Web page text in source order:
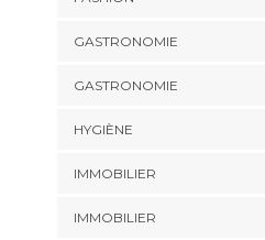
GASTRONOMIE
GASTRONOMIE
HYGIÈNE
IMMOBILIER
IMMOBILIER